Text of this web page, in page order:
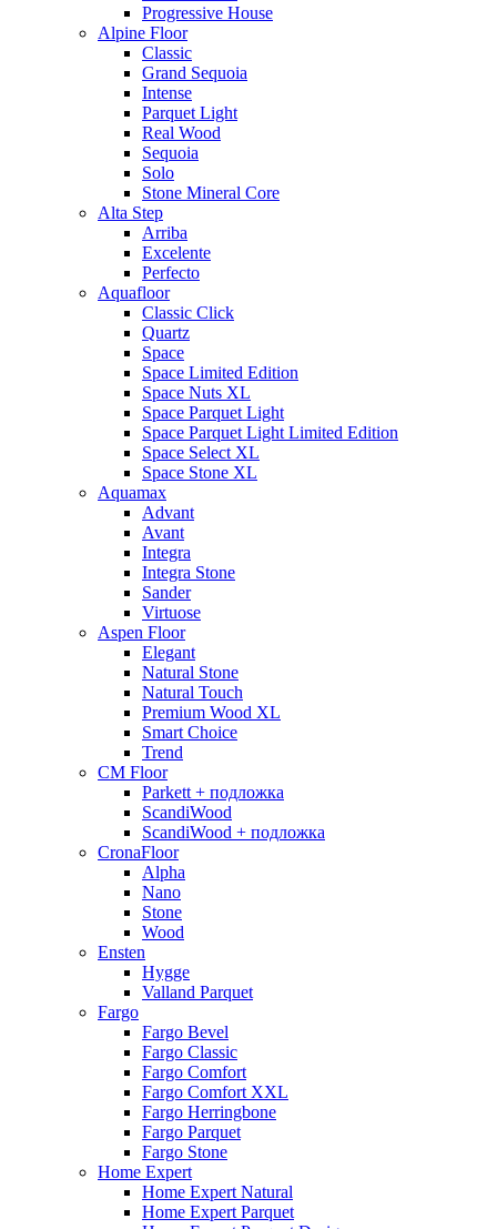
Progressive House
Alpine Floor
Classic
Grand Sequoia
Intense
Parquet Light
Real Wood
Sequoia
Solo
Stone Mineral Core
Alta Step
Arriba
Excelente
Perfecto
Aquafloor
Classic Click
Quartz
Space
Space Limited Edition
Space Nuts XL
Space Parquet Light
Space Parquet Light Limited Edition
Space Select XL
Space Stone XL
Aquamax
Advant
Avant
Integra
Integra Stone
Sander
Virtuose
Aspen Floor
Elegant
Natural Stone
Natural Touch
Premium Wood XL
Smart Choice
Trend
CM Floor
Parkett + подложка
ScandiWood
ScandiWood + подложка
CronaFloor
Alpha
Nano
Stone
Wood
Ensten
Hygge
Valland Parquet
Fargo
Fargo Bevel
Fargo Classic
Fargo Comfort
Fargo Comfort XXL
Fargo Herringbone
Fargo Parquet
Fargo Stone
Home Expert
Home Expert Natural
Home Expert Parquet